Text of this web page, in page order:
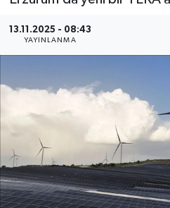
13.11.2025 - 08:43
YAYINLANMA